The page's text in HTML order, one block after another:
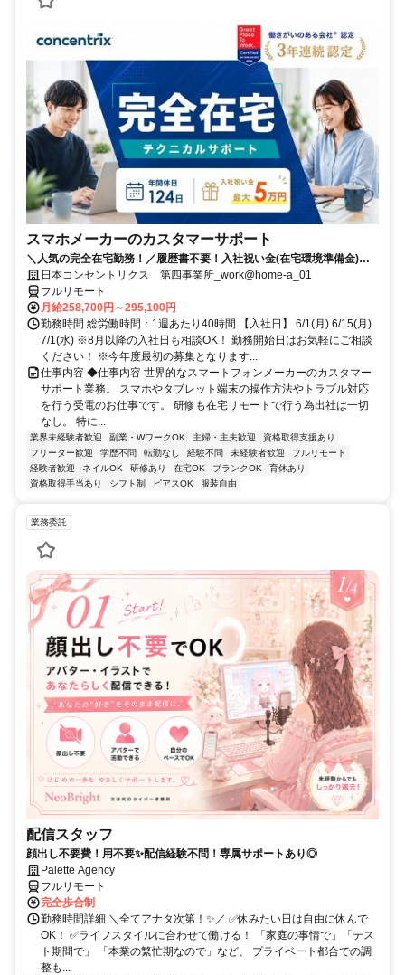
スマホメーカーのカスタマーサポート
＼人気の完全在宅勤務！／履歴書不要！入社祝い金(在宅環境準備金)最
大5万円支給！入社手続きから研修・業務とすべてフルリモートなので
お住まいに関係なく働くことが出来る環境です！
日本コンセントリクス 第四事業所_work@home-a_01
フルリモート
月給258,700円～295,100円
勤務時間 総労働時間：1週あたり40時間 【入社日】 6/1(月) 6/15(月)
7/1(水) ※8月以降の入社日も相談OK！ 勤務開始日はお気軽にご相談
ください！ ※今年度最初の募集となります...
仕事内容 ◆仕事内容 世界的なスマートフォンメーカーのカスタマー
サポート業務。 スマホやタブレット端末の操作方法やトラブル対応
を行う受電のお仕事です。 研修も在宅リモートで行う為出社は一切
なし。 特に...
業界未経験者歓迎 副業・WワークOK 主婦・主夫歓迎
資格取得支援あり
フリーター歓迎
学歴不問 転勤なし 経験不問 未経験者歓迎
フルリモート
経験者歓迎
ネイルOK 研修あり 在宅OK ブランクOK
育休あり
資格取得手当あり
シフト制 ピアスOK 服装自由
業務委託
配信スタッフ
顔出し不要費！用不要✨配信経験不問！専属サポートあり◎
Palette Agency
フルリモート
完全歩合制
勤務時間詳細 ＼全てアナタ次第！✨／ ✅休みたい日は自由に休んで
OK！ ✅ライフスタイルに合わせて働ける！ 「家庭の事情で」「テス
ト期間で」 「本業の繁忙期なので」など、 プライベート都合での調
整も...